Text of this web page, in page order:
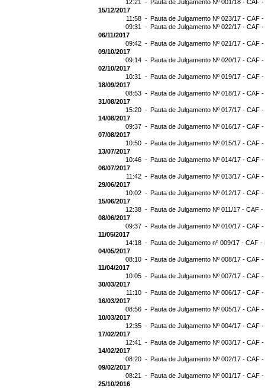
12:21 - Pauta de Julgamento Nº 001/18 - CAF
15/12/2017
11:58 - Pauta de Julgamento Nº 023/17 - CAF
09:31 - Pauta de Julgamento Nº 022/17 - CAF
06/11/2017
09:42 - Pauta de Julgamento Nº 021/17 - CAF
09/10/2017
09:14 - Pauta de Julgamento Nº 020/17 - CAF
02/10/2017
10:31 - Pauta de Julgamento Nº 019/17 - CAF
18/09/2017
08:53 - Pauta de Julgamento Nº 018/17 - CAF
31/08/2017
15:20 - Pauta de Julgamento Nº 017/17 - CAF
14/08/2017
09:37 - Pauta de Julgamento Nº 016/17 - CAF
07/08/2017
10:50 - Pauta de Julgamento Nº 015/17 - CAF
13/07/2017
10:46 - Pauta de Julgamento Nº 014/17 - CAF
06/07/2017
11:42 - Pauta de Julgamento Nº 013/17 - CAF
29/06/2017
10:02 - Pauta de Julgamento Nº 012/17 - CAF
15/06/2017
12:38 - Pauta de Julgamento Nº 011/17 - CAF
08/06/2017
09:37 - Pauta de Julgamento Nº 010/17 - CAF
11/05/2017
14:18 - Pauta de Julgamento nº 009/17 - CAF -
04/05/2017
08:10 - Pauta de Julgamento Nº 008/17 - CAF
11/04/2017
10:05 - Pauta de Julgamento Nº 007/17 - CAF
30/03/2017
11:10 - Pauta de Julgamento Nº 006/17 - CAF
16/03/2017
08:56 - Pauta de Julgamento Nº 005/17 - CAF
10/03/2017
12:35 - Pauta de Julgamento Nº 004/17 - CAF
17/02/2017
12:41 - Pauta de Julgamento Nº 003/17 - CAF
14/02/2017
08:20 - Pauta de Julgamento Nº 002/17 - CAF
09/02/2017
08:21 - Pauta de Julgamento Nº 001/17 - CAF
25/10/2016